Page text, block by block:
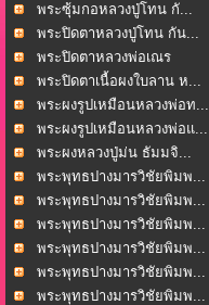
พระซุ้มกอหลวงปู่โทน กั...
พระปิดตาหลวงปู่โทน กัน...
พระปิดตาหลวงพ่อเณร
โพธ...พระปิดตาเนื้อผงใบลาน ห...
พระผงรูปเหมือนหลวงพ่อท...
พระผงรูปเหมือนหลวงพ่อแ...
พระผงหลวงปู่ม่น ธัมมจิ...
พระพุทธปางมารวิชัยพิมพ...
พระพุทธปางมารวิชัยพิมพ...
พระพุทธปางมารวิชัยพิมพ...
พระพุทธปางมารวิชัยพิมพ...
พระพุทธปางมารวิชัยพิมพ...
พระพุทธปางมารวิชัยพิมพ...